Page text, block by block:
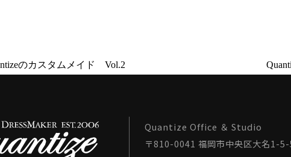
のカスタムメイド Vol.2
Quantize Office ＆ Studio
〒810-0041 福岡市中央区大名1-